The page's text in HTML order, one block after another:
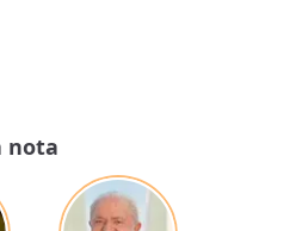
perturbar el orden
armada",
Walter Braga Netto.
individuos, incluidos
nota